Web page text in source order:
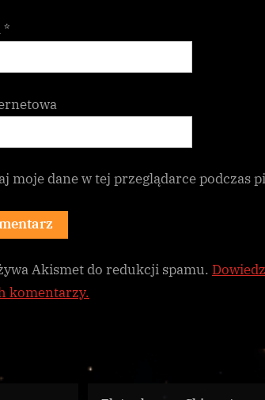
*
moje dane w tej przeglądarce podczas
Akismet do redukcji spamu.
komentarzy.